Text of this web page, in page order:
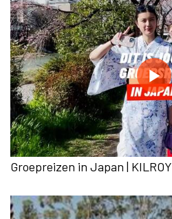
Groepreizen in Japan | KILROY